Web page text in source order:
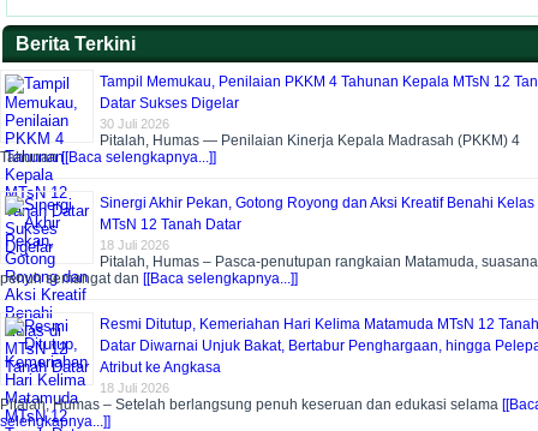
Berita Terkini
Tampil Memukau, Penilaian PKKM 4 Tahunan Kepala MTsN 12
Datar Sukses Digelar
30 Juli 2026
Pitalah, Humas — Penilaian Kinerja Kepala Madrasah (PKKM) 4
Tahunan[[Baca selengkapnya...]]
Sinergi Akhir Pekan, Gotong Royong dan Aksi Kreatif Benahi Kelas
MTsN 12 Tanah Datar
18 Juli 2026
Pitalah, Humas – Pasca-penutupan rangkaian Matamuda, suasana
penuh semangat dan [[Baca selengkapnya...]]
Resmi Ditutup, Kemeriahan Hari Kelima Matamuda MTsN 12 Tanah
Datar Diwarnai Unjuk Bakat, Bertabur Penghargaan, hingga
Atribut ke Angkasa
18 Juli 2026
Pitalah, Humas – Setelah berlangsung penuh keseruan dan edukasi selama
selengkapnya...]]